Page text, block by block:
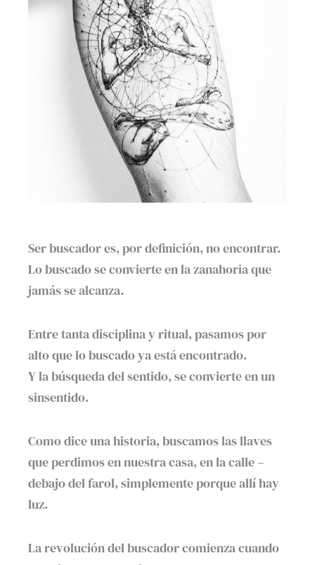
Ser buscador es, por definición, no encontrar.
Lo buscado se convierte en la zanahoria que
jamás se alcanza.
Entre tanta disciplina y ritual, pasamos por
alto que lo buscado ya está encontrado.
Y la búsqueda del sentido, se convierte en un
sinsentido.
Como dice una historia, buscamos las llaves
que perdimos en nuestra casa, en la calle –
debajo del farol, simplemente porque allí hay
luz.
La revolución del buscador comienza cuando